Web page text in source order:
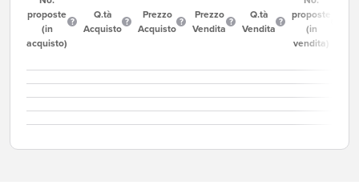
proposte
(in
acquisto)
Q.tà
Acquisto
Prezzo
Acquisto
Prezzo
Vendita
Q.tà
Vendita
proposte
(in
vendita)